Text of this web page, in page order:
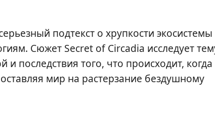
подтекст о хрупкости
Сюжет Secret of Circadia исследует
последствия того, что происходит, когда
мир на растерзание бездушному